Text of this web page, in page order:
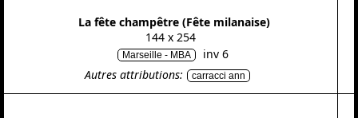
La fête champêtre (Fête milanaise)
144 x 254
Marseille - MBA
inv 6
Autres attributions:
carracci ann